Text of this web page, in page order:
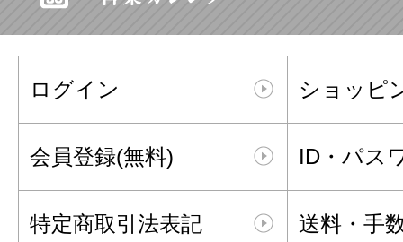
ログイン ショッピ
会員登録(無料) ID・パス
特定商取引法表記 送料・手